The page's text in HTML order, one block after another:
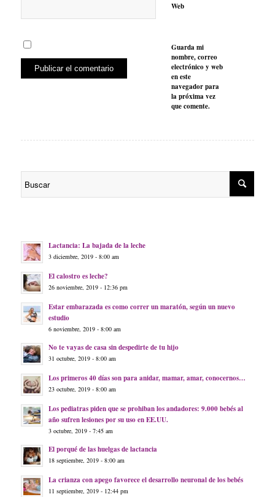
Web
Guarda mi
nombre, correo
electrónico y web
en este
navegador para
la próxima vez
que comente.
Lactancia: La bajada de la leche
3 diciembre, 2019 - 8:00 am
El calostro es leche?
26 noviembre, 2019 - 12:36 pm
Estar embarazada es como correr un maratón, según un nuevo
estudio
6 noviembre, 2019 - 8:00 am
No te vayas de casa sin despedirte de tu hijo
31 octubre, 2019 - 8:00 am
Los primeros 40 días son para anidar, mamar, amar, conocernos…
23 octubre, 2019 - 8:00 am
Los pediatras piden que se prohiban los andadores: 9.000 bebés al
año sufren lesiones por su uso en EE.UU.
3 octubre, 2019 - 7:45 am
El porqué de las huelgas de lactancia
18 septiembre, 2019 - 8:00 am
La crianza con apego favorece el desarrollo neuronal de los bebés
11 septiembre, 2019 - 12:44 pm